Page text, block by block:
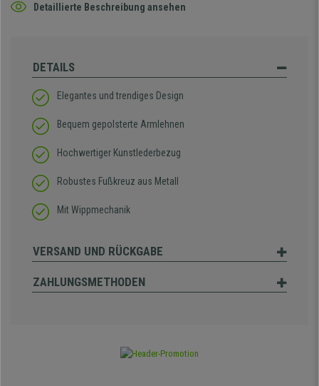
Detaillierte Beschreibung ansehen
DETAILS
Elegantes und trendiges Design
Bequem gepolsterte Armlehnen
Hochwertiger Kunstlederbezug
Robustes Fußkreuz aus Metall
Mit Wippmechanik
VERSAND UND RÜCKGABE
ZAHLUNGSMETHODEN